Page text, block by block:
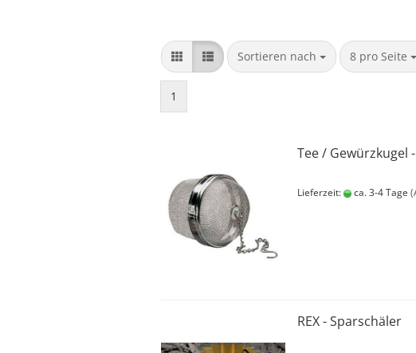
Sortieren nach
Sortieren nach 8 pro Seite
pro Seite
1
Tee / Gewürzkugel
Lieferzeit: ca. 3-4 Tage
REX - Sparschäler